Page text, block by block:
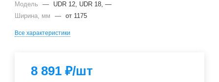
Модель
—
UDR 12, UDR 18, —
Ширина, мм
— от 1175
Все характеристики
8 891 ₽/шт